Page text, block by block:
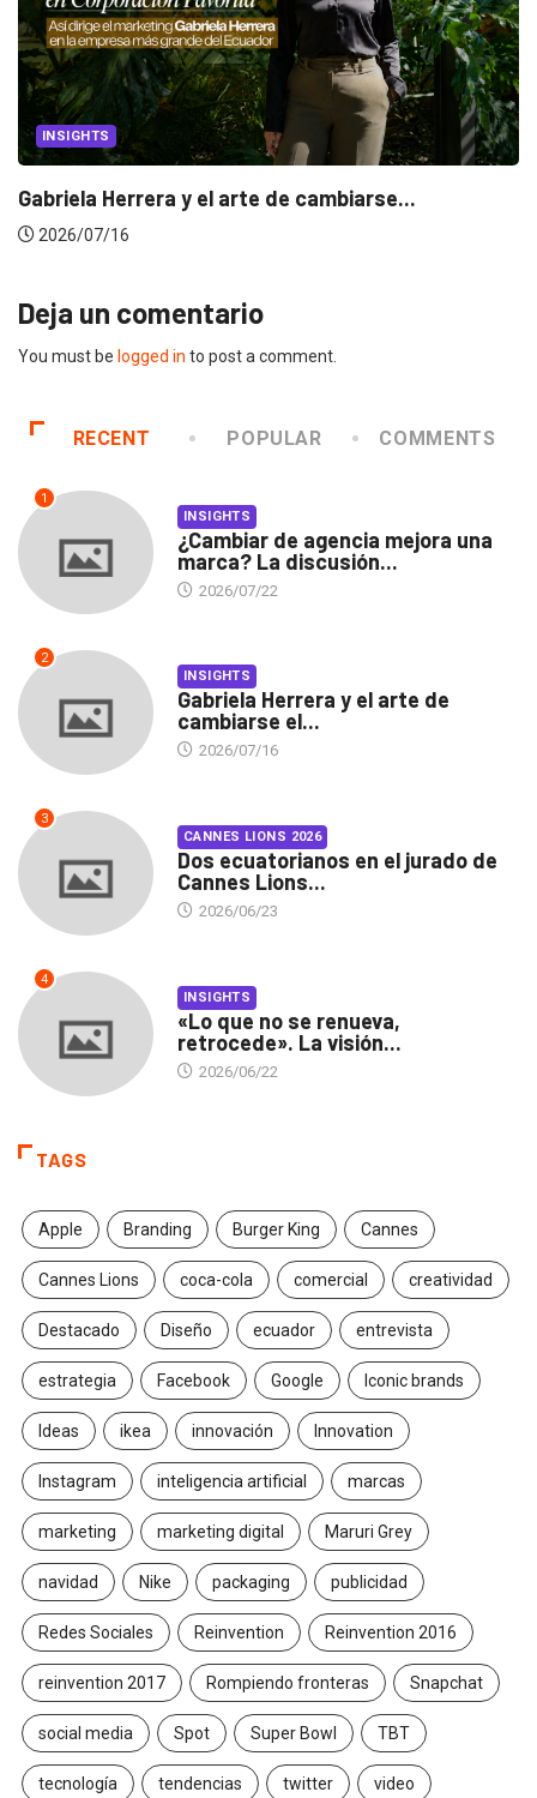
INSIGHTS
Gabriela Herrera y el arte de cambiarse...
2026/07/16
Deja un comentario
You must be logged in to post a comment.
RECENT POPULAR COMMENTS
1
INSIGHTS
¿Cambiar de agencia mejora una
marca? La discusión...
2026/07/22
2
INSIGHTS
Gabriela Herrera y el arte de
cambiarse el...
2026/07/16
3
CANNES LIONS 2026
Dos ecuatorianos en el jurado de
Cannes Lions...
2026/06/23
4
INSIGHTS
«Lo que no se renueva,
retrocede». La visión...
2026/06/22
TAGS
Apple Branding Burger King Cannes
Cannes Lions coca-cola comercial creatividad
Destacado Diseño ecuador entrevista
estrategia Facebook Google Iconic brands
Ideas ikea innovación Innovation
Instagram inteligencia artificial marcas
marketing marketing digital Maruri Grey
navidad Nike packaging publicidad
Redes Sociales Reinvention Reinvention 2016
reinvention 2017 Rompiendo fronteras Snapchat
social media Spot Super Bowl TBT
tecnología tendencias twitter video